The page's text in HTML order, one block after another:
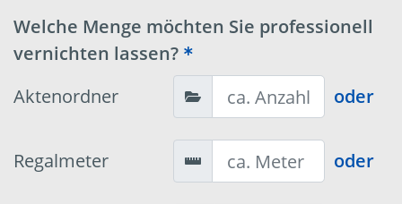
Welche Menge möchten Sie professionell
vernichten lassen?
Aktenordner
oder
Regalmeter oder